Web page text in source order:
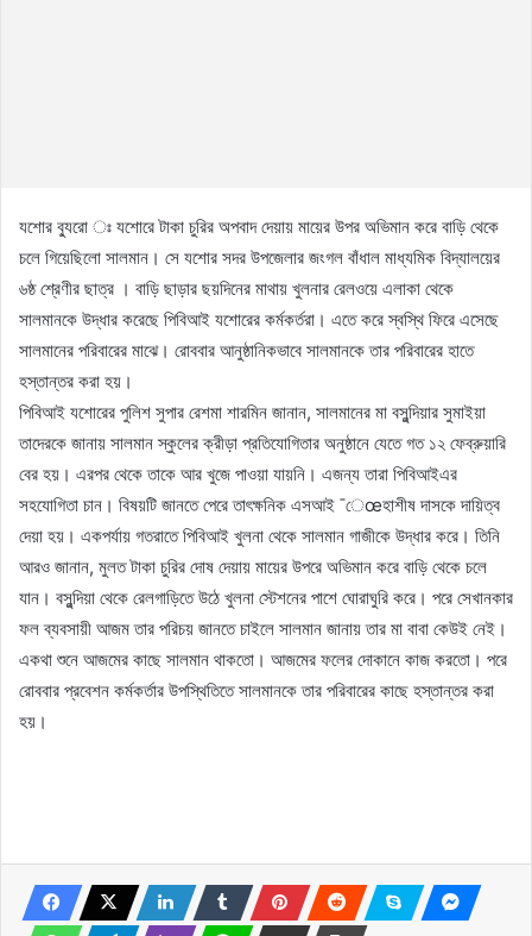
যশোর ব্যুরো ঃ যশোরে টাকা চুরির অপবাদ দেয়ায় মায়ের উপর অভিমান করে বাড়ি থেকে
চলে গিয়েছিলো সালমান। সে যশোর সদর উপজেলার জংগল বাঁধাল মাধ্যমিক বিদ্যালয়ের
৬ষ্ঠ শ্রেণীর ছাত্র । বাড়ি ছাড়ার ছয়দিনের মাথায় খুলনার রেলওয়ে এলাকা থেকে
সালমানকে উদ্ধার করেছে পিবিআই যশোরের কর্মকর্তরা। এতে করে স্বস্থি ফিরে এসেছে
সালমানের পরিবারের মাঝে। রোববার আনুষ্ঠানিকভাবে সালমানকে তার পরিবারের হাতে
হস্তান্তর করা হয়।
পিবিআই যশোরের পুলিশ সুপার রেশমা শারমিন জানান, সালমানের মা বসুন্দিয়ার সুমাইয়া
তাদেরকে জানায় সালমান স্কুলের ক্রীড়া প্রতিযোগিতার অনুষ্ঠানে যেতে গত ১২ ফেব্রুয়ারি
বের হয়। এরপর থেকে তাকে আর খুজে পাওয়া যায়নি। এজন্য তারা পিবিআইএর
সহযোগিতা চান। বিষয়টি জানতে পেরে তাৎক্ষনিক এসআই ¯েœহাশীষ দাসকে দায়িত্ব
দেয়া হয়। একপর্যায় গতরাতে পিবিআই খুলনা থেকে সালমান গাজীকে উদ্ধার করে। তিনি
আরও জানান, মুলত টাকা চুরির দোষ দেয়ায় মায়ের উপরে অভিমান করে বাড়ি থেকে চলে
যান। বসুন্দিয়া থেকে রেলগাড়িতে উঠে খুলনা স্টেশনের পাশে ঘোরাঘুরি করে। পরে সেখানকার
ফল ব্যবসায়ী আজম তার পরিচয় জানতে চাইলে সালমান জানায় তার মা বাবা কেউই নেই।
একথা শুনে আজমের কাছে সালমান থাকতো। আজমের ফলের দোকানে কাজ করতো। পরে
রোববার প্রবেশন কর্মকর্তার উপস্থিতিতে সালমানকে তার পরিবারের কাছে হস্তান্তর করা
হয়।